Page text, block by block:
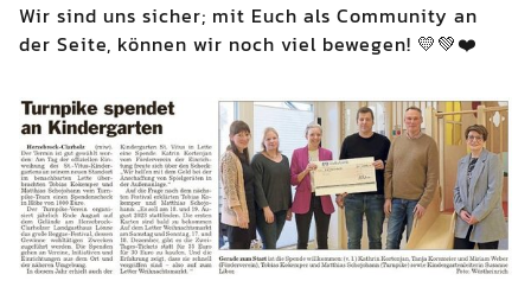
Wir sind uns sicher; mit Euch als Community an
der Seite, können wir noch viel bewegen! 💛💚❤️